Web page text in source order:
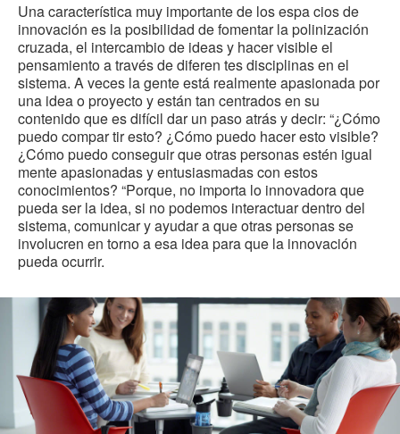
Una característica muy importante de los espa cios de
innovación es la posibilidad de fomentar la polinización
cruzada, el intercambio de ideas y hacer visible el
pensamiento a través de diferen tes disciplinas en el
sistema. A veces la gente está realmente apasionada por
una idea o proyecto y están tan centrados en su
contenido que es difícil dar un paso atrás y decir: “¿Cómo
puedo compar tir esto? ¿Cómo puedo hacer esto visible?
¿Cómo puedo conseguir que otras personas estén igual
mente apasionadas y entusiasmadas con estos
conocimientos? “Porque, no importa lo innovadora que
pueda ser la idea, si no podemos interactuar dentro del
sistema, comunicar y ayudar a que otras personas se
involucren en torno a esa idea para que la innovación
pueda ocurrir.